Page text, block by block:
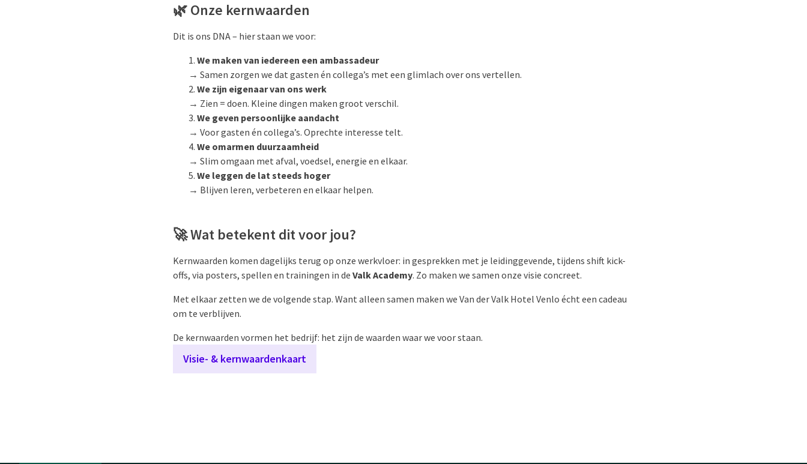
🌿Onze kernwaarden
Dit is ons DNA – hier staan we voor:
We maken van iedereen een ambassadeur
→ Samen zorgen we dat gasten én collega’s met een glimlach over ons vertellen.
We zijn eigenaar van ons werk
→ Zien = doen. Kleine dingen maken groot verschil.
We geven persoonlijke aandacht
→ Voor gasten én collega’s. Oprechte interesse telt.
We omarmen duurzaamheid
→ Slim omgaan met afval, voedsel, energie en elkaar.
We leggen de lat steeds hoger
→ Blijven leren, verbeteren en elkaar helpen.
🚀Wat betekent dit voor jou?
Kernwaarden komen dagelijks terug op onze werkvloer: in gesprekken met je leidinggevende, tijdens shift kick-
offs, via posters, spellen en trainingen in de Valk Academy. Zo maken we samen onze visie concreet.
Met elkaar zetten we de volgende stap. Want alleen samen maken we Van der Valk Hotel Venlo écht een cadeau
om te verblijven.
De kernwaarden vormen het bedrijf: het zijn de waarden waar we voor staan.
Visie- & kernwaardenkaart